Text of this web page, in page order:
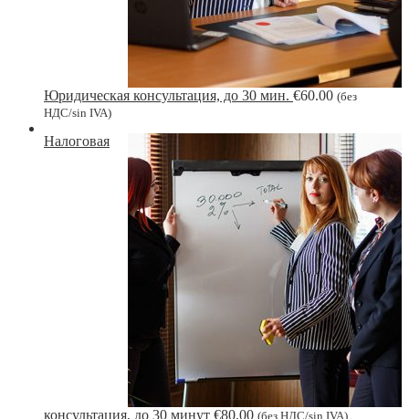
Юридическая консультация, до 30 мин. €60.00 (без
НДС/sin IVA)
Налоговая
консультация, до 30 минут €80.00 (без НДС/sin IVA)